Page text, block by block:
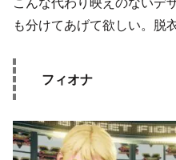
も分けてあげて欲しい。脱
フィオナ